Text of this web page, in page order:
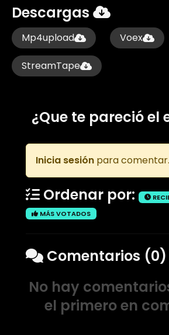
Descargas
Mp4upload Voex
StreamTape
¿Que te pareció el
Inicia sesión para comentar.
Ordenar por:
MÁS VOTADOS
Comentarios (0)
No hay
el primero en